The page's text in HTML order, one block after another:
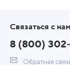
Связаться с
8 (800)
Обратная